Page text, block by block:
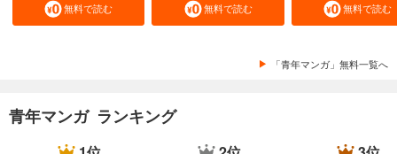
無料で読む 無料で読む 無料で読む
「青年マンガ」無料一覧へ
青年マンガ ランキング